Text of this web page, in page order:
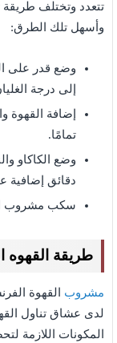
تتعدد وتختلف طريقة
وأسهل تلك الطرق:
وضع قدر على
إلى درجة
إضافة القهوة
تمامًا.
دقائق إضافية
سكب مشروب
طريقة القهوه
مشروب القهوة
لدى عشاق تناول
المكونات اللازمة